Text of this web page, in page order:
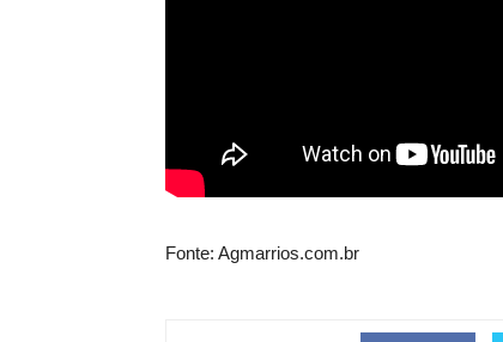
Fonte: Agmarrios.com.br